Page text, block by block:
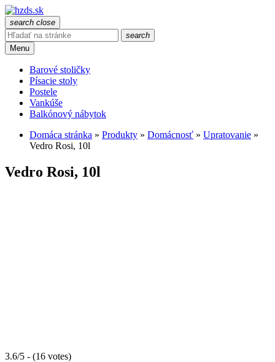
search close
search
Menu
Barové stoličky
Písacie stoly
Postele
Vankúše
Balkónový nábytok
Domáca stránka » Produkty » Domácnosť » Upratovanie »
Vedro Rosi, 10l
Vedro Rosi, 10l
3.6/5 - (16 votes)